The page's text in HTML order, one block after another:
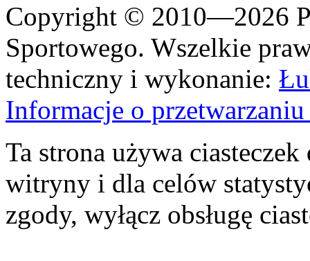
Copyright © 2010—2026
Sportowego. Wszelkie
techniczny i wykonanie:
Informacje o
Ta strona używa
witryny i dla celów
zgody, wyłącz obsługę